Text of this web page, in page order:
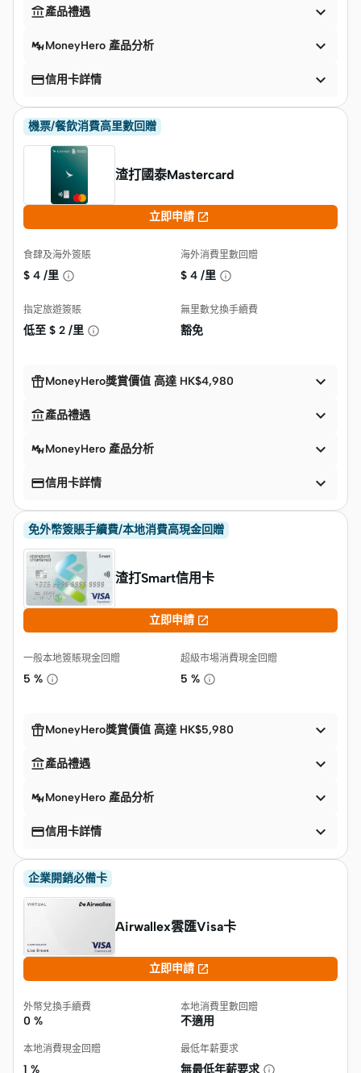
產品禮遇 
MoneyHero 產品分析 
信用卡詳情 
機票/餐飲消費高里數回贈
渣打國泰Mastercard
立即申請 
食肆及海外簽賬
$ 4 /里
海外消費里數回贈
$ 4 /里
指定旅遊簽賬
低至 $ 2 /里
無里數兌換手續費
豁免
MoneyHero獎賞價值 高達 HK$4,980 
產品禮遇 
MoneyHero 產品分析 
信用卡詳情 
免外幣簽賬手續費/本地消費高現金回贈
渣打Smart信用卡
立即申請 
一般本地簽賬現金回贈
5 %
超級市埸消費現金回贈
5 %
MoneyHero獎賞價值 高達 HK$5,980 
產品禮遇 
MoneyHero 產品分析 
信用卡詳情 
企業開銷必備卡
Airwallex雲匯Visa卡
立即申請 
外幣兌換手續費
0 %
本地消費里數回贈
不適用
本地消費現金回贈
1 %
最低年薪要求
無最低年薪要求